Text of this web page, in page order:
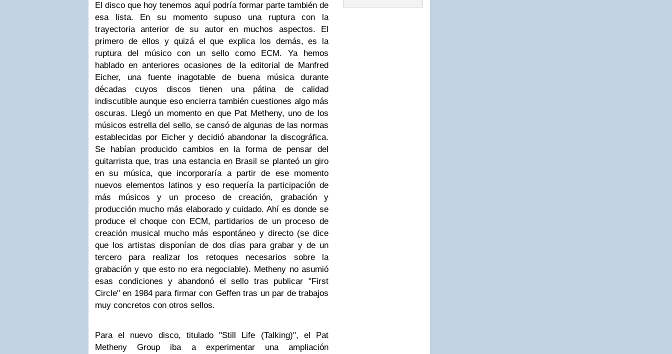
El disco que hoy tenemos aquí podría formar parte también de
esa lista. En su momento supuso una ruptura con la
trayectoria anterior de su autor en muchos aspectos. El
primero de ellos y quizá el que explica los demás, es la
ruptura del músico con un sello como ECM. Ya hemos
hablado en anteriores ocasiones de la editorial de Manfred
Eicher, una fuente inagotable de buena música durante
décadas cuyos discos tienen una pátina de calidad
indiscutible aunque eso encierra también cuestiones algo más
oscuras. Llegó un momento en que Pat Metheny, uno de los
músicos estrella del sello, se cansó de algunas de las normas
establecidas por Eicher y decidió abandonar la discográfica.
Se habían producido cambios en la forma de pensar del
guitarrista que, tras una estancia en Brasil se planteó un giro
en su música, que incorporaría a partir de ese momento
nuevos elementos latinos y eso requería la participación de
más músicos y un proceso de creación, grabación y
producción mucho más elaborado y cuidado. Ahí es donde se
produce el choque con ECM, partidarios de un proceso de
creación musical mucho más espontáneo y directo (se dice
que los artistas disponían de dos días para grabar y de un
tercero para realizar los retoques necesarios sobre la
grabación y que esto no era negociable). Metheny no asumió
esas condiciones y abandonó el sello tras publicar "First
Circle" en 1984 para firmar con Geffen tras un par de trabajos
muy concretos con otros sellos.
Para el nuevo disco, titulado "Still Life (Talking)", el Pat
Metheny Group iba a experimentar una ampliación